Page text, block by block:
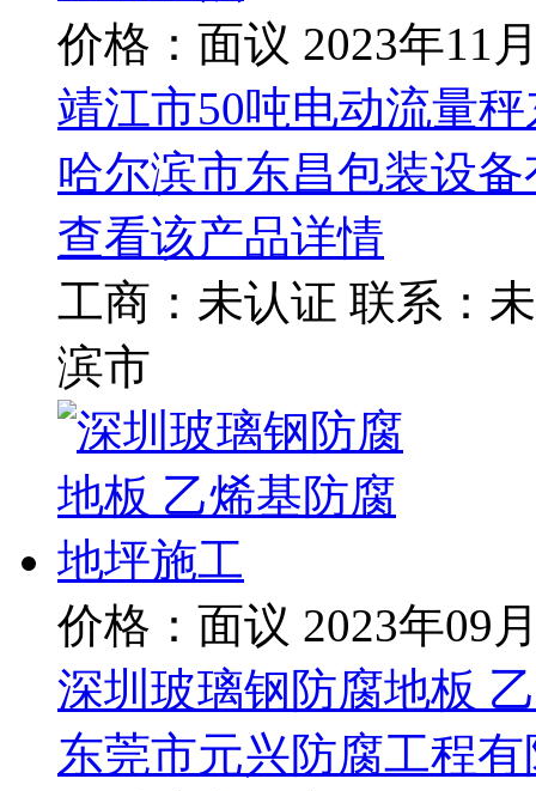
价格：面议 2023年11
靖江市50吨电动流量
哈尔滨市东昌包装设
查看该产品详情
工商： 未认证 联系：
滨市
价格：面议 2023年09
深圳玻璃钢防腐地板
东莞市元兴防腐工程